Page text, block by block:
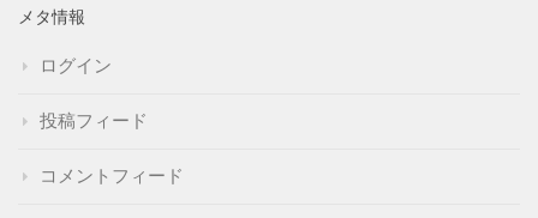
メタ情報
ログイン
投稿フィード
コメントフィード